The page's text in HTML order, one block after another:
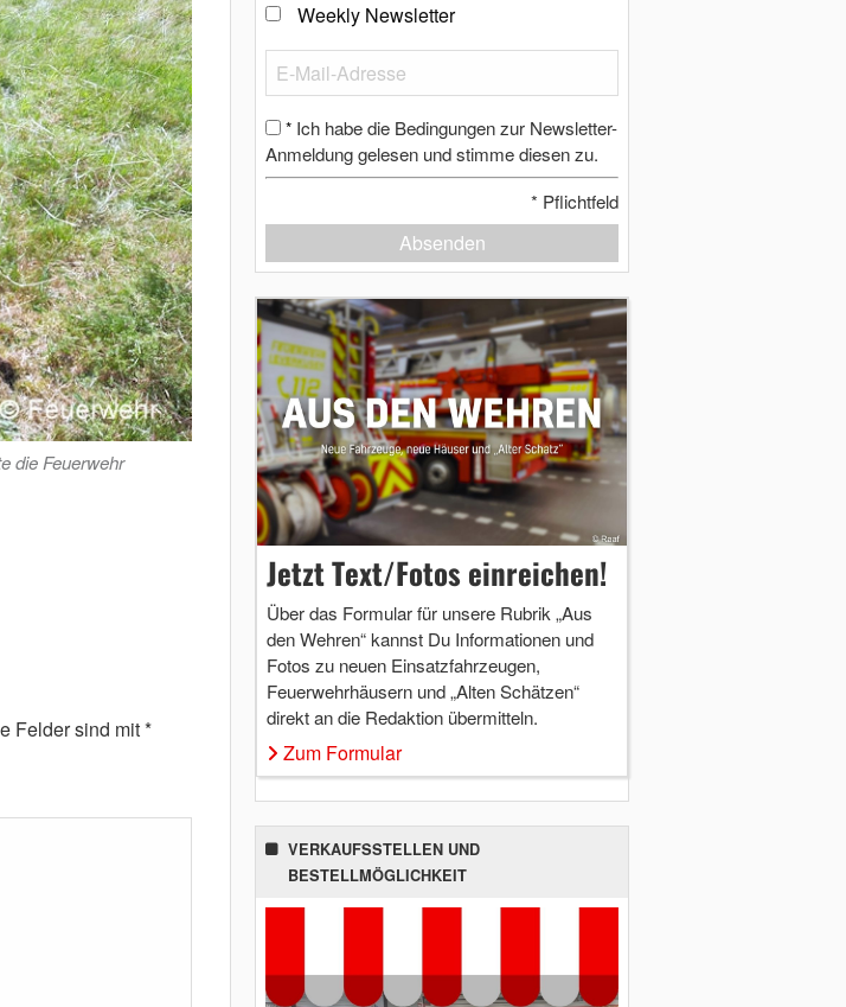
die Feuerwehr
Felder sind mit*
Weekly Newsletter
* Ich habe die Bedingungen zur Newsletter-
Anmeldung gelesen und stimme diesen zu.
* Pflichtfeld
Absenden
Jetzt Text/Fotos einreichen!
Über das Formular für unsere Rubrik „Aus
den Wehren“ kannst Du Informationen und
Fotos zu neuen Einsatzfahrzeugen,
Feuerwehrhäusern und „Alten Schätzen“
direkt an die Redaktion übermitteln.
Zum Formular
VERKAUFSSTELLEN UND
BESTELLMÖGLICHKEIT